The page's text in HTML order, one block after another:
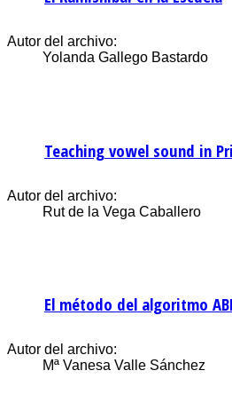
Autor del archivo:
Yolanda Gallego Bastardo
Teaching vowel sound in
Autor del archivo:
Rut de la Vega Caballero
El método del algoritmo
Autor del archivo:
Mª Vanesa Valle Sánchez